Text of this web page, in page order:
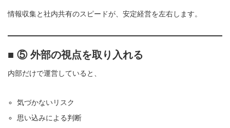
情報収集と社内共有のスピードが、安定経営を左右します。
■ ⑤ 外部の視点を取り入れる
内部だけで運営していると、
気づかないリスク
思い込みによる判断